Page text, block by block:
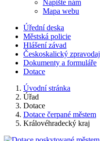
Napište nám
Mapa webu
Úřední deska
Městská policie
Hlášení závad
Českoskalický zpravodaj
Dokumenty a formuláře
Dotace
Úvodní stránka
Úřad
Dotace
Dotace čerpané městem
Královéhradecký kraj